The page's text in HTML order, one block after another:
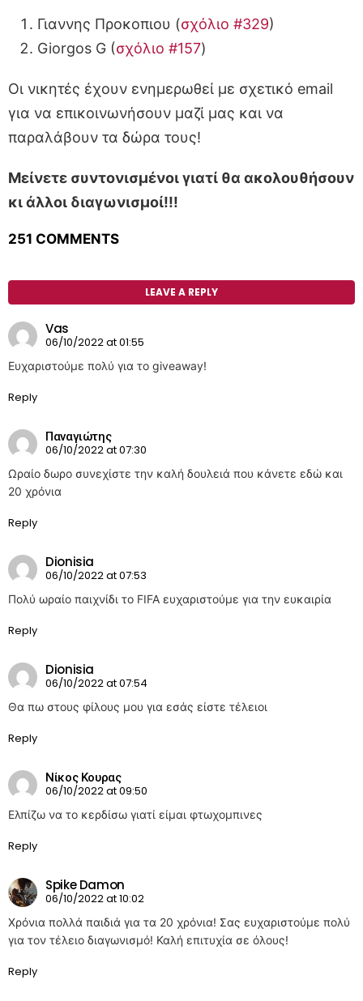
Γιαννης Προκοπιου (σχόλιο #329)
Giorgos G (σχόλιο #157)
Οι νικητές έχουν ενημερωθεί με σχετικό email
για να επικοινωνήσουν μαζί μας και να
παραλάβουν τα δώρα τους!
Μείνετε συντονισμένοι γιατί θα ακολουθήσουν
κι άλλοι διαγωνισμοί!!!
251 COMMENTS
LEAVE A REPLY
Vas
06/10/2022 at 01:55
Ευχαριστούμε πολύ για το giveaway!
Reply
Παναγιώτης
06/10/2022 at 07:30
Ωραίο δωρο συνεχίστε την καλή δουλειά που κάνετε εδώ και
20 χρόνια
Reply
Dionisia
06/10/2022 at 07:53
Πολύ ωραίο παιχνίδι το FIFA ευχαριστούμε για την ευκαιρία
Reply
Dionisia
06/10/2022 at 07:54
Θα πω στους φίλους μου για εσάς είστε τέλειοι
Reply
Νίκος Κουρας
06/10/2022 at 09:50
Ελπίζω να το κερδίσω γιατί είμαι φτωχομπινες
Reply
Spike Damon
06/10/2022 at 10:02
Χρόνια πολλά παιδιά για τα 20 χρόνια! Σας ευχαριστούμε πολύ
για τον τέλειο διαγωνισμό! Καλή επιτυχία σε όλους!
Reply